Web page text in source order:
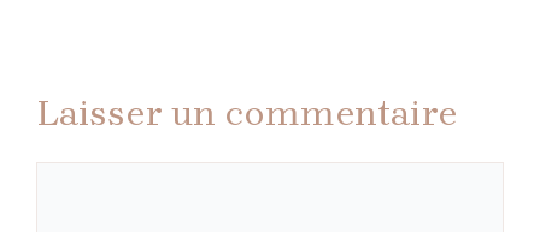
Laisser un commentaire